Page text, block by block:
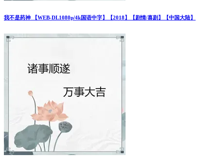
我不是药神 【WEB-DL1080p/4k国语中字】【2018】【剧情/喜剧】【中国大陆】